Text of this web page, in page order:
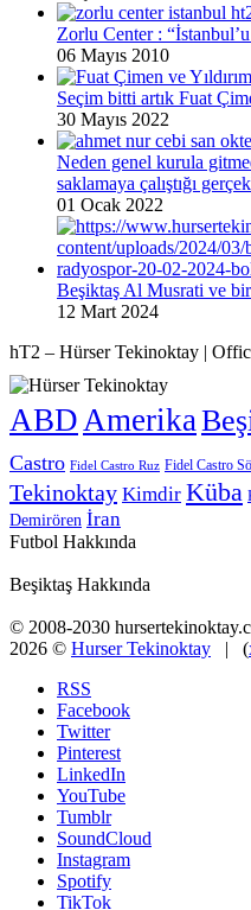
Zorlu Center :
06 Mayıs 2010
Seçim bitti artık Fuat
30 Mayıs 2022
Neden genel kurula
saklamaya çalıştığı
01 Ocak 2022
Beşiktaş Al Musrati ve bir
12 Mart 2024
hT2 – Hürser Tekinoktay |
ABDAmerika
Castro Fidel Castro Ruz Fidel Castro
Tekinoktay Kimdir Küba
Demirören İran
Futbol Hakkında
Beşiktaş Hakkında
© 2008-2030
2026 © Hurser Tekinoktay | (
RSS
Facebook
Twitter
Pinterest
LinkedIn
YouTube
Tumblr
SoundCloud
Instagram
Spotify
TikTok